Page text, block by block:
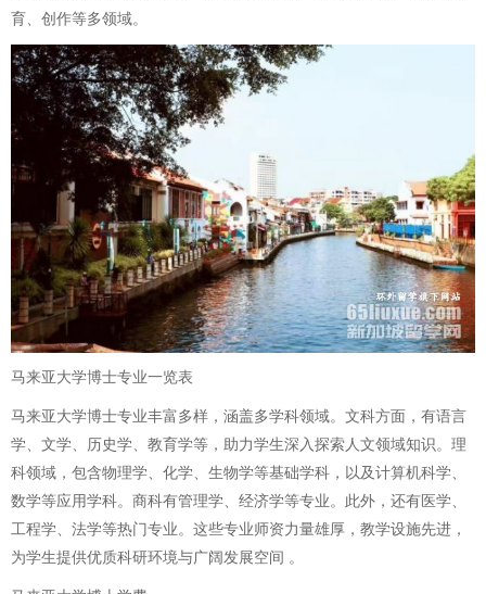
育、创作等多领域。
马来亚大学博士专业一览表
马来亚大学博士专业丰富多样，涵盖多学科领域。文科方面，有语言
学、文学、历史学、教育学等，助力学生深入探索人文领域知识。理
科领域，包含物理学、化学、生物学等基础学科，以及计算机科学、
数学等应用学科。商科有管理学、经济学等专业。此外，还有医学、
工程学、法学等热门专业。这些专业师资力量雄厚，教学设施先进，
为学生提供优质科研环境与广阔发展空间 。